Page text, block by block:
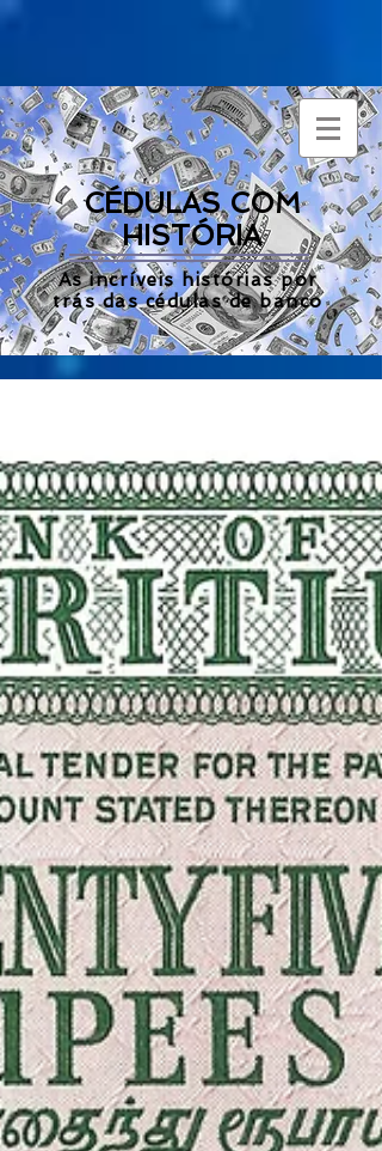
CÉDULAS COM
HISTÓRIA
As incríveis histórias por
trás das cédulas de banco